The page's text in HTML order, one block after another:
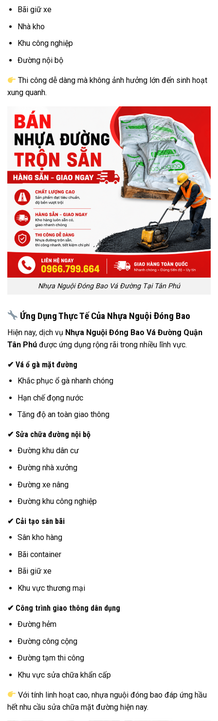
Bãi giữ xe
Nhà kho
Khu công nghiệp
Đường nội bộ
Thi công dễ dàng mà không ảnh hưởng lớn đến sinh hoạt
xung quanh.
Nhựa Nguội Đóng Bao Vá Đường Tại Tân Phú
Ứng Dụng Thực Tế Của Nhựa Nguội Đóng Bao
Hiện nay, dịch vụ Nhựa Nguội Đóng Bao Vá Đường Quận
Tân Phú được ứng dụng rộng rãi trong nhiều lĩnh vực.
✔ Vá ổ gà mặt đường
Khắc phục ổ gà nhanh chóng
Hạn chế đọng nước
Tăng độ an toàn giao thông
✔ Sửa chữa đường nội bộ
Đường khu dân cư
Đường nhà xưởng
Đường xe nâng
Đường khu công nghiệp
✔ Cải tạo sân bãi
Sân kho hàng
Bãi container
Bãi giữ xe
Khu vực thương mại
✔ Công trình giao thông dân dụng
Đường hẻm
Đường công cộng
Đường tạm thi công
Khu vực sửa chữa khẩn cấp
Với tính linh hoạt cao, nhựa nguội đóng bao đáp ứng hầu
hết nhu cầu sửa chữa mặt đường hiện nay.